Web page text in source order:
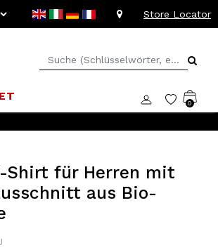
Store Locator
0
Shirt für Herren mit
aus Bio-